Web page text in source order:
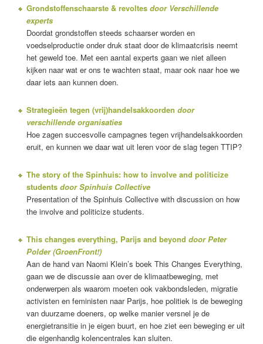
Grondstoffenschaarste & revoltes door Verschillende
experts
Doordat grondstoffen steeds schaarser worden en
voedselproductie onder druk staat door de klimaatcrisis neemt
het geweld toe. Met een aantal experts gaan we niet alleen
kijken naar wat er ons te wachten staat, maar ook naar hoe we
daar iets aan kunnen doen.
Strategieën tegen (vrij)handelsakkoorden door
verschillende organisaties
Hoe zagen succesvolle campagnes tegen vrijhandelsakkoorden
eruit, en kunnen we daar wat uit leren voor de slag tegen TTIP?
The story of the Spinhuis: how to involve and politicize
students door Spinhuis Collective
Presentation of the Spinhuis Collective with discussion on how
the involve and politicize students.
This changes everything, Parijs and beyond door Peter
Polder (GroenFront!)
Aan de hand van Naomi Klein’s boek This Changes Everything,
gaan we de discussie aan over de klimaatbeweging, met
onderwerpen als waarom moeten ook vakbondsleden, migratie
activisten en feministen naar Parijs, hoe politiek is de beweging
van duurzame doeners, op welke manier versnel je de
energietransitie in je eigen buurt, en hoe ziet een beweging er uit
die eigenhandig kolencentrales kan sluiten.